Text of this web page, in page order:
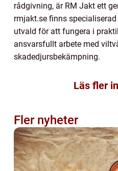
rådgivning, är RM Jakt ett
rmjakt.se finns
utvald för att fungera i
ansvarsfullt arbete med
skadedjursbekämpning.
Läs fler
Fler nyheter